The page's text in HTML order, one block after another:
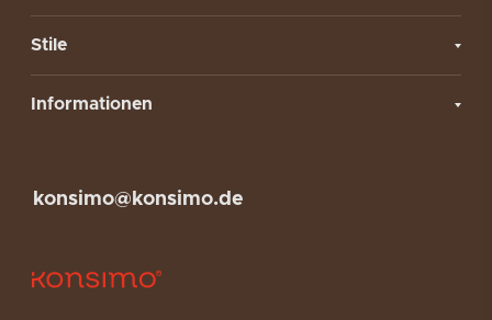
Stile
Informationen
konsimo@konsimo.de